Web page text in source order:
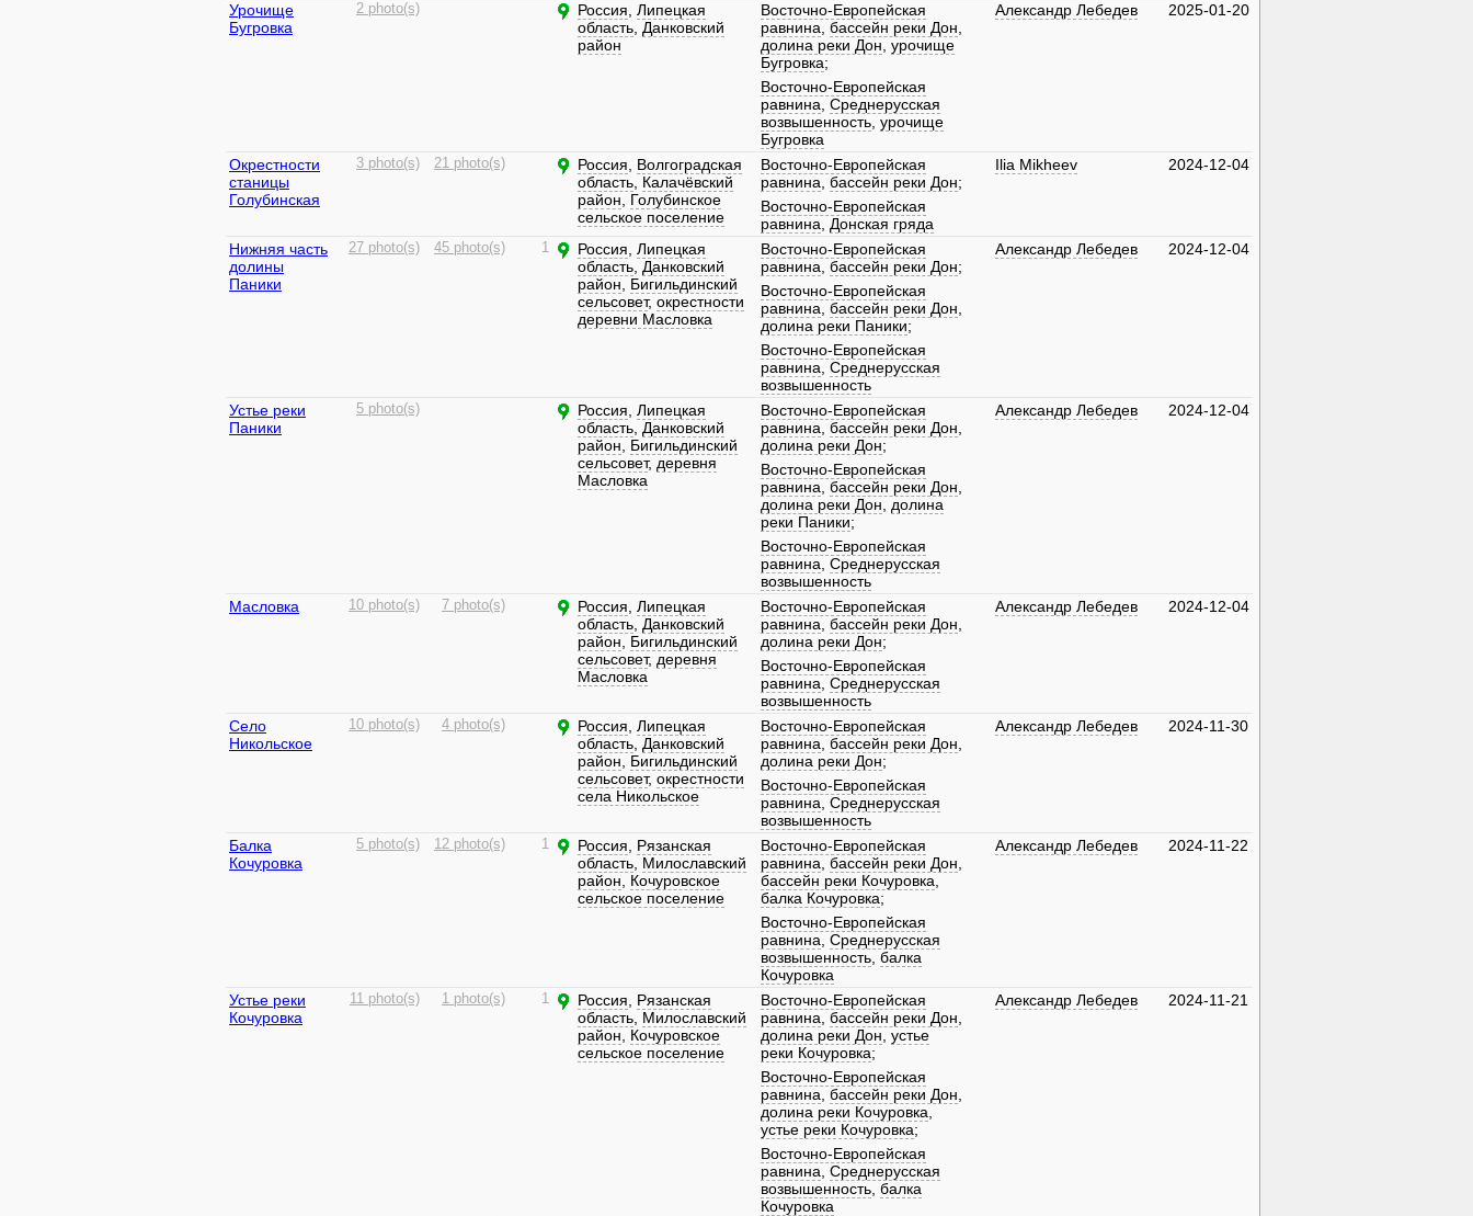
Урочище
Бугровка
2 photo(s) Россия Липецкая
область Данковский
район
Восточно-Европейская
равнина бассейн реки Дон
долина реки Дон урочище
Бугровка;
Восточно-Европейская
равнина Среднерусская
возвышенность урочище
Бугровка
Александр Лебедев 2025-01-20
Окрестности
станицы
Голубинская
3 photo(s) 21 photo(s) Россия
Волгоградская
область Калачёвский
район
Голубинское
сельское поселение
Восточно-Европейская
равнина бассейн реки Дон;
Восточно-Европейская
равнина
Донская гряда
Ilia Mikheev 2024-12-04
Нижняя часть
долины
Паники
27 photo(s) 45 photo(s) 1 Россия Липецкая
область Данковский
район
Бигильдинский
сельсовет, окрестности
деревни Масловка
Восточно-Европейская
равнина бассейн реки Дон;
Восточно-Европейская
равнина бассейн реки Дон
долина реки Паники;
Восточно-Европейская
равнина Среднерусская
возвышенность
Александр Лебедев 2024-12-04
Устье реки
Паники
5 photo(s) Россия Липецкая
область Данковский
район
Бигильдинский
сельсовет, деревня
Масловка
Восточно-Европейская
равнина бассейн реки Дон
долина реки Дон;
Восточно-Европейская
равнина бассейн реки Дон
долина реки Дон
долина
реки Паники;
Восточно-Европейская
равнина Среднерусская
возвышенность
Александр Лебедев 2024-12-04
Масловка 10 photo(s) 7 photo(s) Россия Липецкая
область Данковский
район
Бигильдинский
сельсовет, деревня
Масловка
Восточно-Европейская
равнина бассейн реки Дон
долина реки Дон;
Восточно-Европейская
равнина Среднерусская
возвышенность
Александр Лебедев 2024-12-04
Село
Никольское
10 photo(s) 4 photo(s) Россия Липецкая
область Данковский
район
Бигильдинский
сельсовет, окрестности
села Никольское
Восточно-Европейская
равнина бассейн реки Дон
долина реки Дон;
Восточно-Европейская
равнина Среднерусская
возвышенность
Александр Лебедев 2024-11-30
Балка
Кочуровка
5 photo(s) 12 photo(s) 1 Россия
Рязанская
область Милославский
район
Кочуровское
сельское поселение
Восточно-Европейская
равнина бассейн реки Дон
бассейн реки Кочуровка
балка Кочуровка;
Восточно-Европейская
равнина Среднерусская
возвышенность балка
Кочуровка
Александр Лебедев 2024-11-22
Устье реки
Кочуровка
11 photo(s) 1 photo(s) 1 Россия
Рязанская
область Милославский
район
Кочуровское
сельское поселение
Восточно-Европейская
равнина бассейн реки Дон
долина реки Дон устье
реки Кочуровка;
Восточно-Европейская
равнина бассейн реки Дон
долина реки Кочуровка
устье реки Кочуровка;
Восточно-Европейская
равнина Среднерусская
возвышенность балка
Кочуровка
Александр Лебедев 2024-11-21